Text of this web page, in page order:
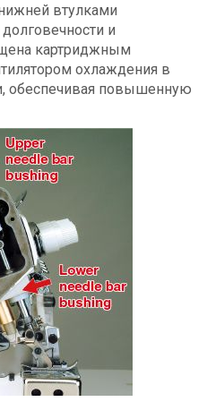
втулками
и
картриджным
охлаждения в
обеспечивая повышенную